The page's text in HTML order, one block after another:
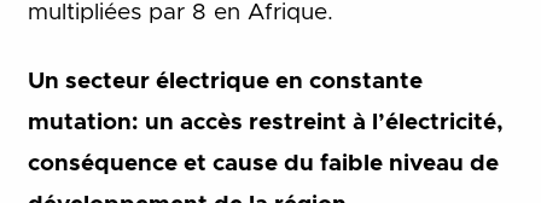
multipliées par 8 en Afrique.
Un secteur électrique en constante
mutation: un accès restreint à l’électricité,
conséquence et cause du faible niveau de